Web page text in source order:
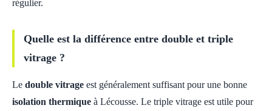
régulier.
Quelle est la différence entre double et triple
vitrage ?
Le double vitrage est généralement suffisant pour une bonne
isolation thermique à Lécousse. Le triple vitrage est utile pour